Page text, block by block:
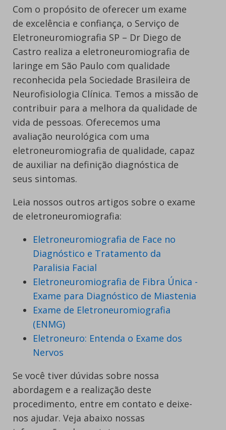
Com o propósito de oferecer um exame
de excelência e confiança, o Serviço de
Eletroneuromiografia SP – Dr Diego de
Castro realiza a eletroneuromiografia de
laringe em São Paulo com qualidade
reconhecida pela Sociedade Brasileira de
Neurofisiologia Clínica. Temos a missão de
contribuir para a melhora da qualidade de
vida de pessoas. Oferecemos uma
avaliação neurológica com uma
eletroneuromiografia de qualidade, capaz
de auxiliar na definição diagnóstica de
seus sintomas.
Leia nossos outros artigos sobre o exame
de eletroneuromiografia:
Eletroneuromiografia de Face no
Diagnóstico e Tratamento da
Paralisia Facial
Eletroneuromiografia de Fibra Única -
Exame para Diagnóstico de Miastenia
Exame de Eletroneuromiografia
(ENMG)
Eletroneuro: Entenda o Exame dos
Nervos
Se você tiver dúvidas sobre nossa
abordagem e a realização deste
procedimento, entre em contato e deixe-
nos ajudar. Veja abaixo nossas